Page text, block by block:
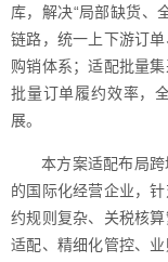
库，解决“局部缺货、
链路，统一上下游订
购销体系；适配批量
批量订单履约效率，
展。
本方案适配布局
的国际化经营企业，
约规则复杂、关税核
适配、精细化管控、